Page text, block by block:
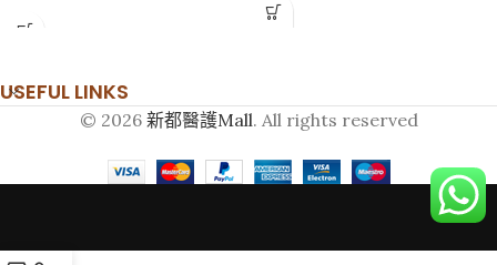
USEFUL LINKS
© 2026 新都醫護Mall. All rights reserved